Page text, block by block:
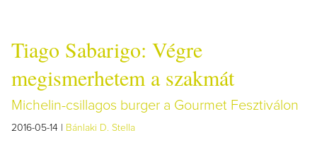
Tiago Sabarigo: Végre
megismerhetem a szakmát
Michelin-csillagos burger a Gourmet Fesztiválon
2016-05-14 | Bánlaki D. Stella